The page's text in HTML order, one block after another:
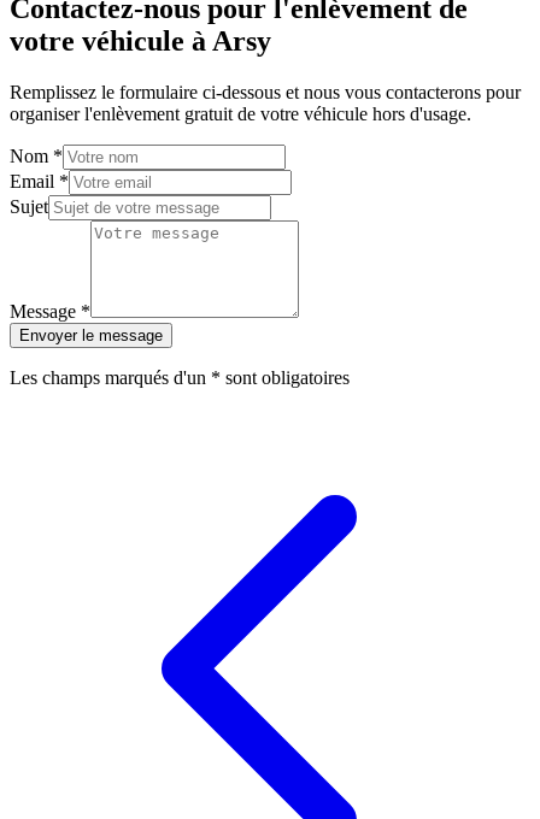
Contactez-nous pour l'enlèvement de
votre véhicule à Arsy
Remplissez le formulaire ci-dessous et nous vous contacterons pour
organiser l'enlèvement gratuit de votre véhicule hors d'usage.
Nom *
Email *
Sujet
Message *
Envoyer le message
Les champs marqués d'un * sont obligatoires